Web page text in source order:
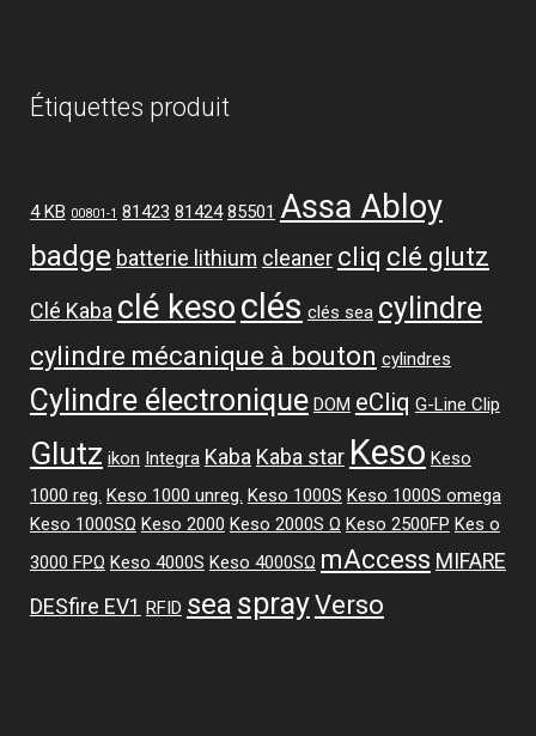
Étiquettes produit
4 KB 00801-1 81423 81424 85501 Assa Abloy
badge batterie lithium cleaner cliq clé glutz
Clé Kaba clé kesoclés clés sea cylindre
cylindre mécanique à bouton cylindres
Cylindre électronique DOM eCliq G-Line Clip
Glutz ikon Integra Kaba Kaba star Keso Keso
1000 reg. Keso 1000 unreg. Keso 1000S Keso 1000S omega
Keso 1000SΩ Keso 2000 Keso 2000S Ω Keso 2500FP Kes o
3000 FPΩ Keso 4000S Keso 4000SΩ mAccess MIFARE
DESfire EV1 RFID sea sprayVerso